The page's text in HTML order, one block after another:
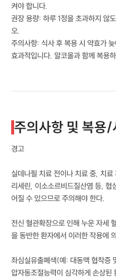
켜야 합니다.
권장 용량: 하루 1정을 초과하지 않
오.
주의사항: 식사 후 복용 시 약효가
효과적입니다. 알코올과 함께 복용
주의사항 및 복용
경고
실데나필 치료 전이나 치료 중, 치
리세린, 이소소르비드질산염 등, 협
어질 수 있으므로 주의해야 한다.
전신 혈관확장으로 인해 누운 자세
을 동반한 환자에서 이러한 작용에
좌심실유출폐색(예: 대동맥 협착증
압자동조절능력이 심각하게 손상